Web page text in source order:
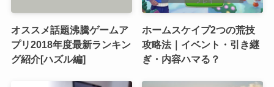
オススメ話題沸騰ゲームア
プリ2018年度最新ランキン
グ紹介[ハズル編]
ホームスケイプ2つの荒技
攻略法｜イベント・引き継
ぎ・内容ハマる？